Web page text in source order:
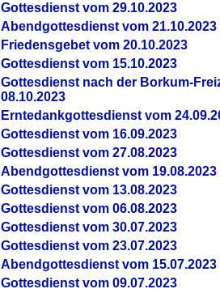
Gottesdienst vom 29.10.2023
Abendgottesdienst vom 21.10.2023
Friedensgebet vom 20.10.2023
Gottesdienst vom 15.10.2023
Gottesdienst nach der Borkum-
08.10.2023
Erntedankgottesdienst vom
Gottesdienst vom 16.09.2023
Gottesdienst vom 27.08.2023
Abendgottesdienst vom 19.08.2023
Gottesdienst vom 13.08.2023
Gottesdienst vom 06.08.2023
Gottesdienst vom 30.07.2023
Gottesdienst vom 23.07.2023
Abendgottesdienst vom 15.07.2023
Gottesdienst vom 09.07.2023